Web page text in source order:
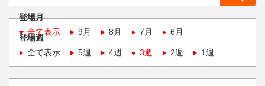
登場月
全て表示
9月 8月 7月 6月
登場週
全て表示
5週 4週 3週 2週 1週